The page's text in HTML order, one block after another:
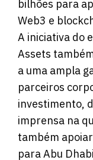
bilhões para
Web3 e
A iniciativa do
Assets
a uma ampla
parceiros
investimento,
imprensa na
também
para Abu